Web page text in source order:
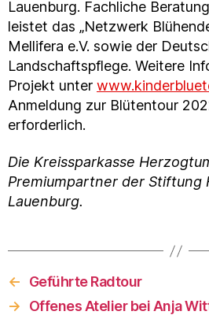
Lauenburg. Fachliche
leistet das „Netzwerk
Mellifera e.V. sowie der
Landschaftspflege. Weitere
Projekt unter
Anmeldung zur Blütentour
erforderlich.
Die Kreissparkasse
Premiumpartner der Stiftung
Lauenburg.
←
Geführte Radtour
→
Offenes Atelier bei Anja